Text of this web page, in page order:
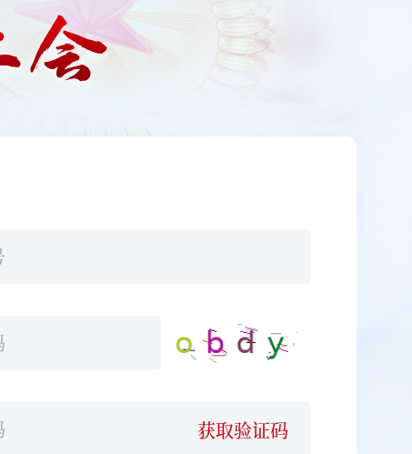
获取验证码